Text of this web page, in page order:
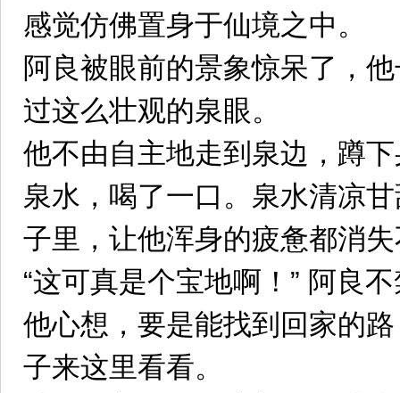
感觉仿佛置身于仙境之中。
阿良被眼前的景象惊呆了，
过这么壮观的泉眼。
他不由自主地走到泉边，蹲
泉水，喝了一口。泉水清凉
子里，让他浑身的疲惫都消
“这可真是个宝地啊！” 阿良
他心想，要是能找到回家的
子来这里看看。